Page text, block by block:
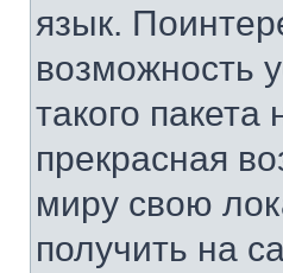
язык.
возможность
такого
прекрасная
миру свою
получить на